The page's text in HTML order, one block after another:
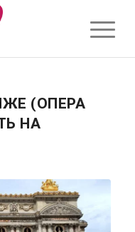
(ОПЕРА
НА